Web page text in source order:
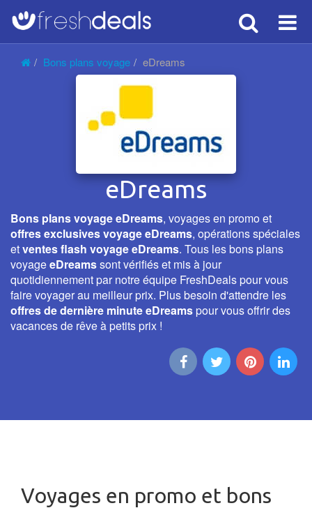
Search
Bons plans voyage eDreams
eDreams
Bons plans voyage eDreams, voyages en promo et
offres exclusives voyage eDreams, opérations spéciales
etventes flash voyage eDreams. Tous les bons plans
voyageeDreamssont vérifiés et mis à jour
quotidiennement par notre équipe FreshDeals pour vous
faire voyager au meilleur prix. Plus besoin d'attendre les
offres de dernière minute eDreams pour vous offrir des
vacances de rêve à petits prix !
Voyages en promo et bons